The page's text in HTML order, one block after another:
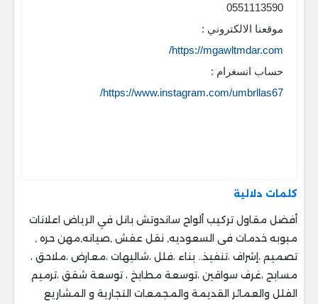
0551113590
موقعنا الالكتروني :
https://mgawltmdar.com/
حساب انسغرام :
https://www.instagram.com/umbrllas67/
كلمات دلالية
أفضل مقاول تركيب ألواح ساندوتش بانل في الرياض اعلانات
مبوبه خدمات فى السعوديه, نقل عفش ,صيانه,مهن حره ,
تصميم ،إشراف ،تنفيذ.. ‎بناء ،فلل ،شاليهات ،معارض ،ملاحق ،
‎مسابح ،غرف سواقين ،توسعة مطابخ ، ‎توسعة شقق ،ترميم
الفلل والعمائر القديمة والمجمعات التجارية و المشاريع